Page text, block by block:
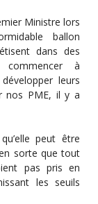
Ministre lors
ballon
dans des
à
leurs
nos PME, il y a
peut être
sorte que tout
pas pris en
les seuils